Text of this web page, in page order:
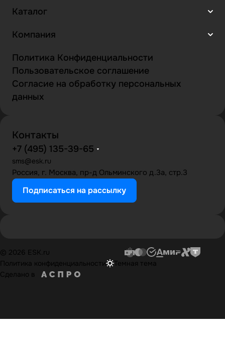
Каталог
Компания
Политика Конфиденциальности
Пользовательское соглашение
Согласие на обработку персональных
данных
Контакты
+7 (495) 135-39-65
sms@esk.ru
Россия, г. Москва, пр-д Ольминского д.3а, стр.3
Подписаться на рассылку
© 2026 ESK.ru
Политика конфиденциальности
Темная тема
Сделано в